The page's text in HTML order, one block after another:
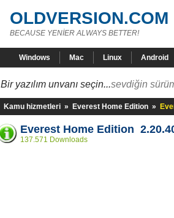
OLDVERSION.COM
BECAUSE YENİER ALWAYS BETTER!
Windows Mac Linux Android
Bir yazılım unvanı seçin...sevdiğin
Kamu hizmetleri » Everest Home Edition »
Everest Home Edition
137.571 Downloads